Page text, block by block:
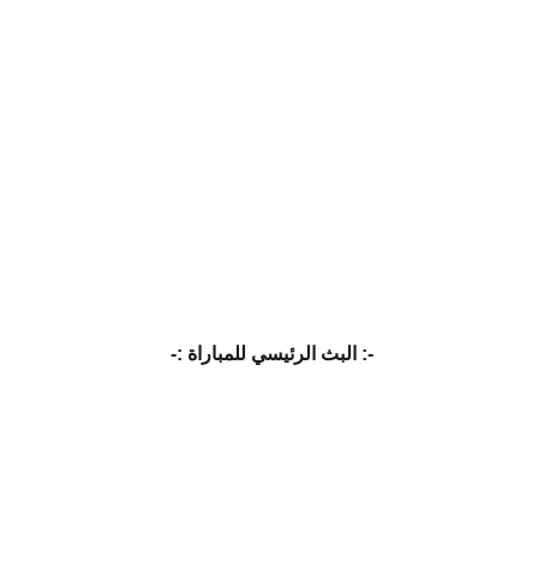
-: البث الرئيسي للمباراة :-